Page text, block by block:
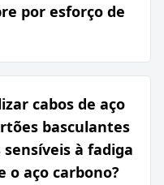
por esforço de
cabos de aço
basculantes
à fadiga
o aço carbono?